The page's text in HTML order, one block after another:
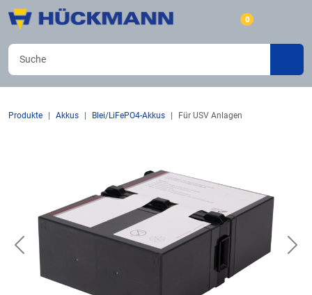
0
Produkte Akkus Blei/LiFePO4-Akkus Für USV Anlagen
Previous